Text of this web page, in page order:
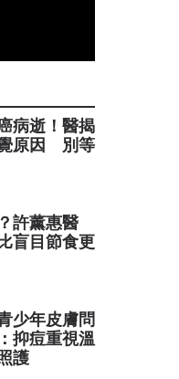
病逝！醫揭
原因 別等
許薰惠醫
盲目節食更
少年皮膚問
抑痘重視溫
護